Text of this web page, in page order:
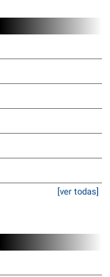
[ver todas]